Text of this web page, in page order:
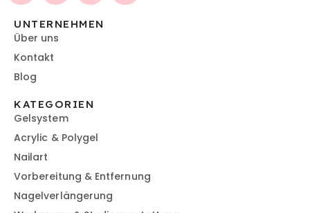
UNTERNEHMEN
Über uns
Kontakt
Blog
KATEGORIEN
Gelsystem
Acrylic & Polygel
Nailart
Vorbereitung & Entfernung
Nagelverlängerung